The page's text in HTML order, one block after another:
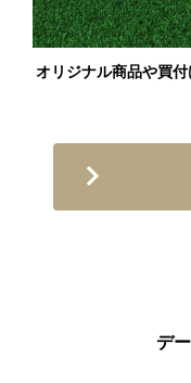
オリジナル商品や買
デ